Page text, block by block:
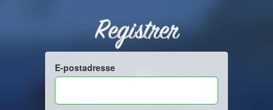
Registrer
E-postadresse